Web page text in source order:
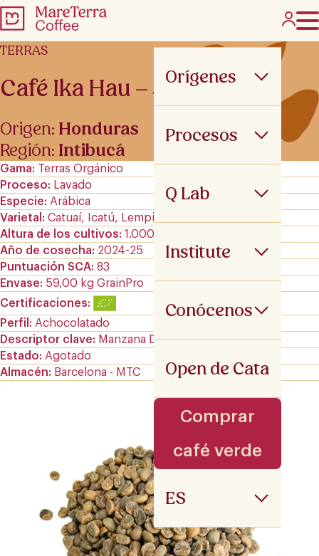
Orígenes
Procesos
Q Lab
Institute
Conócenos
Open de Cata
Comprar
café verde
ES
TERRAS
Café Ika Hau – 59 kg
Origen: Honduras
Región: Intibucá
Gama
Terras Orgánico
Proceso
Lavado
Especie
Arábica
Varietal
Catuaí, Icatú, Lempira y Parainema
Altura de los cultivos 1.000-1.500 m.s.n.m
Año de cosecha
2024-25
Puntuación SCA 83
Envase
59,00 kg GrainPro
Certificaciones
Perfil
Achocolatado
Descriptor clave
Manzana Dorada
Estado
Agotado
Almacén
Barcelona - MTC